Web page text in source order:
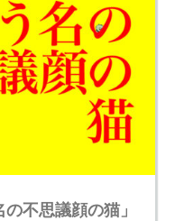
不思議顔の猫」